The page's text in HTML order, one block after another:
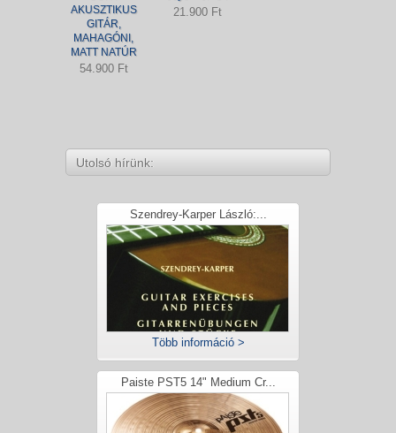
AKUSZTIKUS
GITÁR,
MAHAGÓNI,
MATT NATÚR
54.900 Ft
21.900 Ft
Utolsó hírünk:
Szendrey-Karper László:...
Több információ >
Paiste PST5 14" Medium Cr...